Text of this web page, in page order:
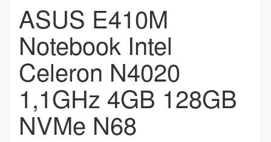
ASUS E410M
Notebook Intel
Celeron N4020
1,1GHz 4GB 128GB
NVMe N68